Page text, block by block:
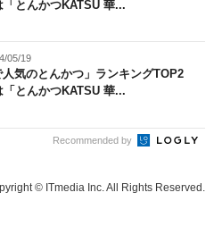
とんかつKATSU 華...
05/19
人気のとんかつ」ランキングTOP2
とんかつKATSU 華...
Recommended by
© ITmedia Inc. All Rights Reserved.